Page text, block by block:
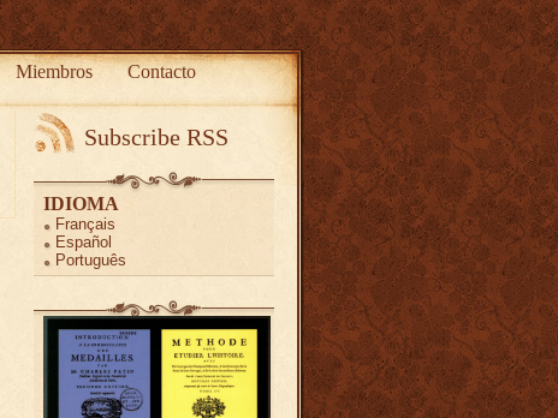
Miembros Contacto
Subscribe RSS
IDIOMA
Français
Español
Português